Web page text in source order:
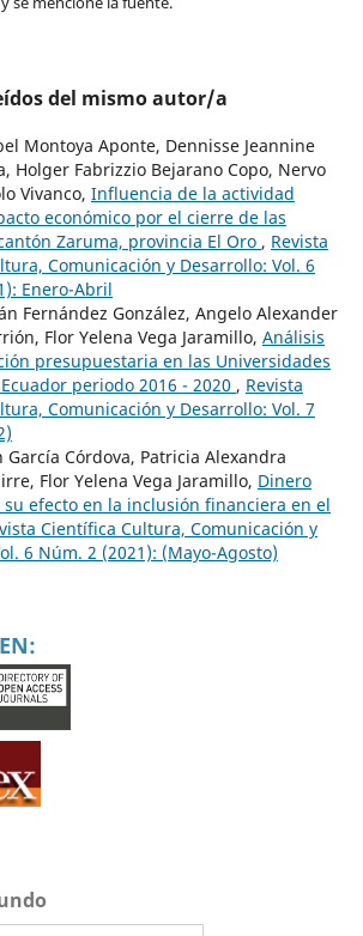
del mismo autor/a
Montoya Aponte, Dennisse Jeannine
Holger Fabrizzio Bejarano Copo, Nervo
Vivanco, Influencia de la actividad
económico por el cierre de las
Zaruma, provincia El Oro , Revista
Comunicación y Desarrollo: Vol. 6
Enero-Abril
Fernández González, Angelo Alexander
Flor Yelena Vega Jaramillo, Análisis
presupuestaria en las Universidades
periodo 2016 - 2020 , Revista
Comunicación y Desarrollo: Vol. 7
García Córdova, Patricia Alexandra
Flor Yelena Vega Jaramillo, Dinero
efecto en la inclusión financiera en el
Científica Cultura, Comunicación y
6 Núm. 2 (2021): (Mayo-Agosto)